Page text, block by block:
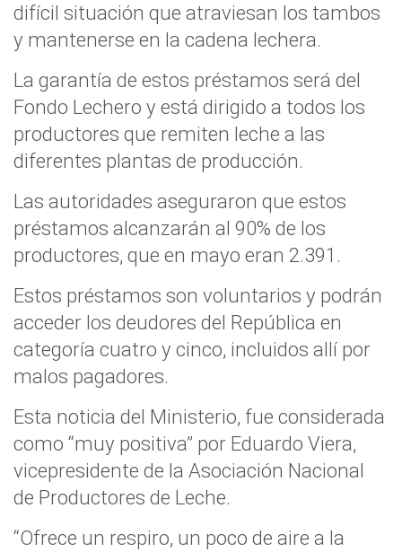
difícil situación que atraviesan los tambos
y mantenerse en la cadena lechera.
La garantía de estos préstamos será del
Fondo Lechero y está dirigido a todos los
productores que remiten leche a las
diferentes plantas de producción.
Las autoridades aseguraron que estos
préstamos alcanzarán al 90% de los
productores, que en mayo eran 2.391.
Estos préstamos son voluntarios y podrán
acceder los deudores del República en
categoría cuatro y cinco, incluidos allí por
malos pagadores.
Esta noticia del Ministerio, fue considerada
como “muy positiva” por Eduardo Viera,
vicepresidente de la Asociación Nacional
de Productores de Leche.
“Ofrece un respiro, un poco de aire a la